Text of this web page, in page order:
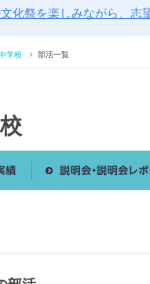
化祭を楽しみながら、志
学校 部活一覧